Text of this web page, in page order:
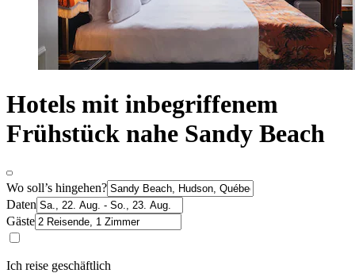
Hotels mit inbegriffenem
Frühstück nahe Sandy Beach
Wo soll’s hingehen?
Daten
Gäste
Ich reise geschäftlich